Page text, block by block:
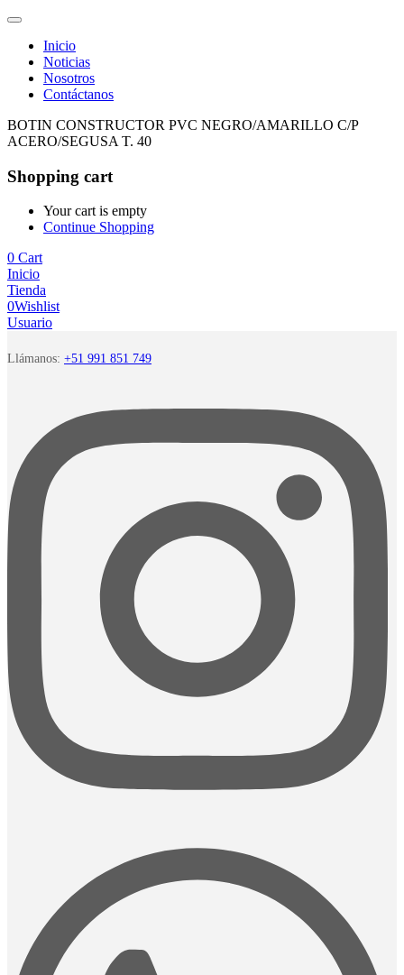
Inicio
Noticias
Nosotros
Contáctanos
BOTIN CONSTRUCTOR PVC NEGRO/AMARILLO C/P
ACERO/SEGUSA T. 40
Shopping cart
Your cart is empty
Continue Shopping
0 Cart
Inicio
Tienda
0Wishlist
Usuario
Llámanos: +51 991 851 749